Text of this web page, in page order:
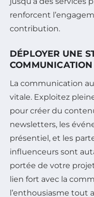
renforcent
contribution.
DÉPLOYER UNE
La communication
vitale. Exploitez
pour créer du
newsletters, les
présentiel, et les
influenceurs sont
portée de votre
lien fort avec la
l’enthousiasme tout